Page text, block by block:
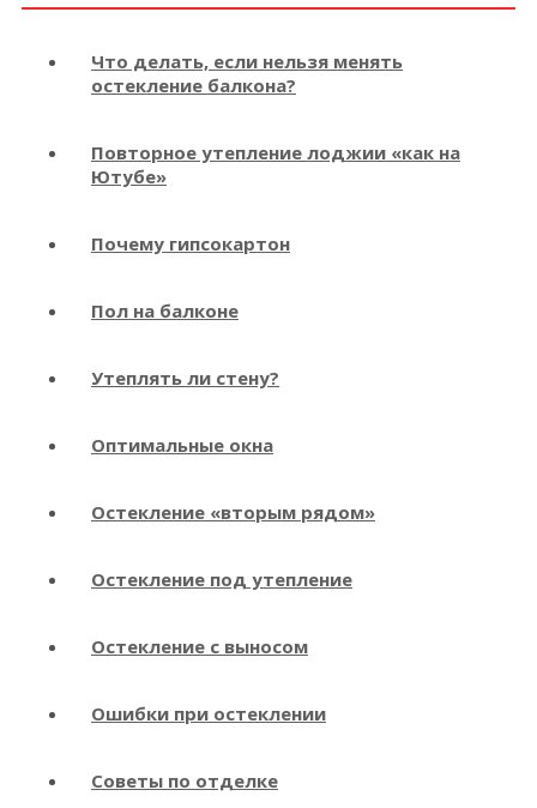
Что делать, если нельзя менять
остекление балкона?
Повторное утепление лоджии «как на
Ютубе»
Почему гипсокартон
Пол на балконе
Утеплять ли стену?
Оптимальные окна
Остекление «вторым рядом»
Остекление под утепление
Остекление с выносом
Ошибки при остеклении
Советы по отделке